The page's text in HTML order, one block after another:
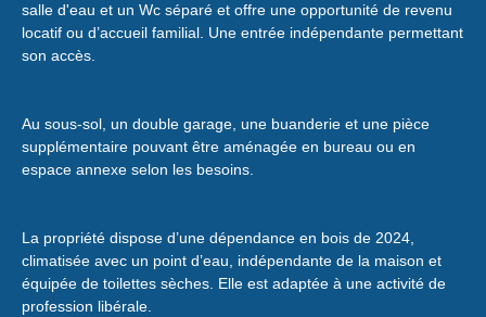
salle d'eau et un Wc séparé et offre une opportunité de revenu
locatif ou d’accueil familial. Une entrée indépendante permettant
son accès.
Au sous-sol, un double garage, une buanderie et une pièce
supplémentaire pouvant être aménagée en bureau ou en
espace annexe selon les besoins.
La propriété dispose d’une dépendance en bois de 2024,
climatisée avec un point d’eau, indépendante de la maison et
équipée de toilettes sèches. Elle est adaptée à une activité de
profession libérale.